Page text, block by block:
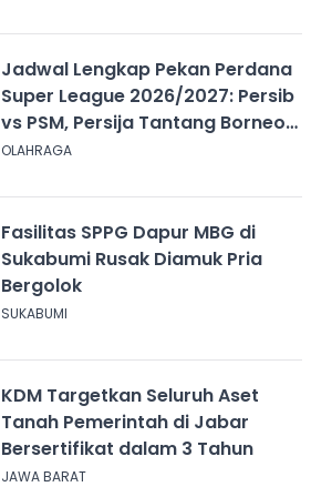
Jadwal Lengkap Pekan Perdana
Super League 2026/2027: Persib
vs PSM, Persija Tantang Borneo
FC
OLAHRAGA
Fasilitas SPPG Dapur MBG di
Sukabumi Rusak Diamuk Pria
Bergolok
SUKABUMI
KDM Targetkan Seluruh Aset
Tanah Pemerintah di Jabar
Bersertifikat dalam 3 Tahun
JAWA BARAT